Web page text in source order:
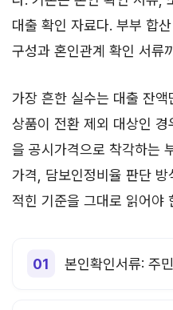
대출 확인 자료다. 부부 합
구성과 혼인관계 확인 서류
가장 흔한 실수는 대출 잔
상품이 전환 제외 대상인
을 공시가격으로 착각하는
가격, 담보인정비율 판단
적힌 기준을 그대로 읽어야
본인확인서류: 주